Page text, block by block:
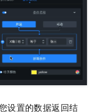
设置的数据返回结